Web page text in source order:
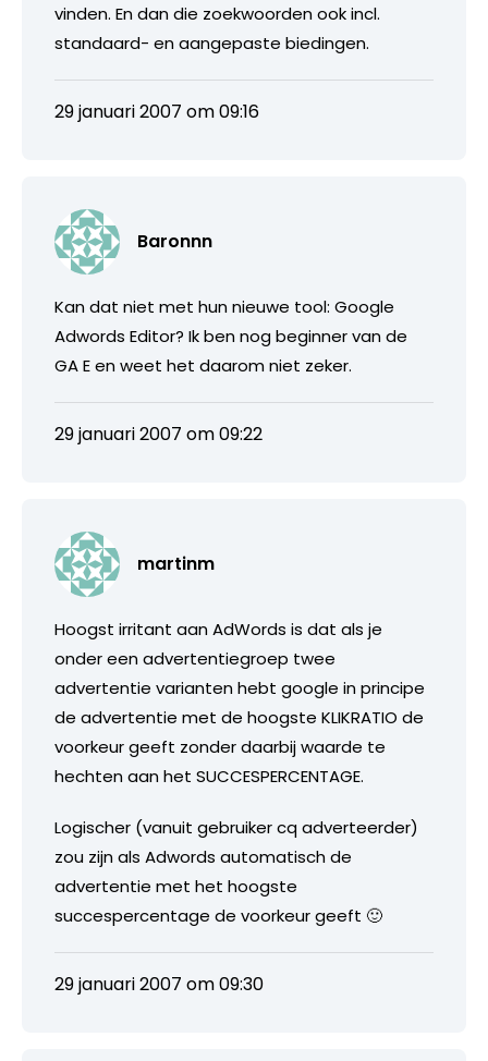
vinden. En dan die zoekwoorden ook incl.
standaard- en aangepaste biedingen.
29 januari 2007 om 09:16
Baronnn
Kan dat niet met hun nieuwe tool: Google
Adwords Editor? Ik ben nog beginner van de
GA E en weet het daarom niet zeker.
29 januari 2007 om 09:22
martinm
Hoogst irritant aan AdWords is dat als je
onder een advertentiegroep twee
advertentie varianten hebt google in principe
de advertentie met de hoogste KLIKRATIO de
voorkeur geeft zonder daarbij waarde te
hechten aan het SUCCESPERCENTAGE.
Logischer (vanuit gebruiker cq adverteerder)
zou zijn als Adwords automatisch de
advertentie met het hoogste
succespercentage de voorkeur geeft 🙂
29 januari 2007 om 09:30